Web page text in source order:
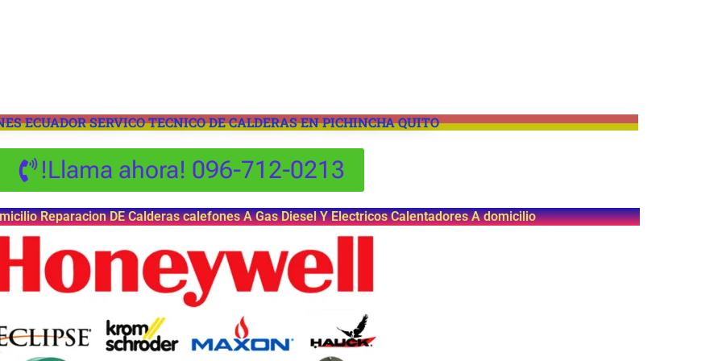
ECUADOR SERVICO TECNICO DE CALDERAS EN PICHINCHA QUITO
!Llama ahora! 096-712-0213
Reparacion DE Calderas calefones A Gas Diesel Y Electricos Calentadores A domicilio